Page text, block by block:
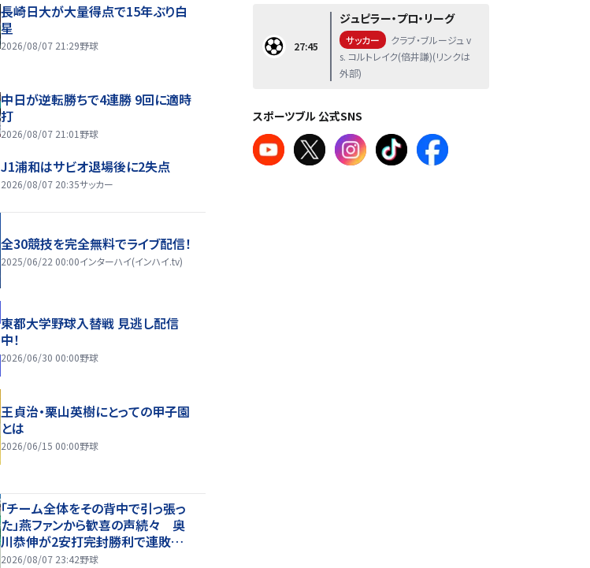
長崎日大が大量得点で15年ぶり白
星
2026/08/07 21:29野球
中日が逆転勝ちで4連勝 9回に適時
打
2026/08/07 21:01 野球
J1浦和はサビオ退場後に2失点
2026/08/07 20:35サッカー
全30競技を完全無料でライブ配信！
2025/06/22 00:00インターハイ(インハイ.tv)
東都大学野球入替戦 見逃し配信
中！
2026/06/30 00:00野球
王貞治・栗山英樹にとっての甲子園
とは
2026/06/15 00:00野球
「チーム全体をその背中で引っ張っ
た」燕ファンから歓喜の声続々 奥
川恭伸が2安打完封勝利で連敗スト
ップ「まさに頼れるエースの仕事！」
2026/08/07 23:42野球
27:45
ジュピラー・プロ・リーグ
サッカー
クラブ・ブルージュ v
s. コルトレイク(倍井謙)(リンクは
外部)
スポーツブル 公式SNS